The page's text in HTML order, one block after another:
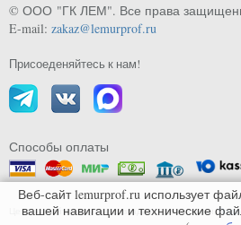
© ООО "ГК ЛЕМ". Все права
E-mail: zakaz@lemurprof.ru
Присоеденяйтесь к нам!
Способы оплаты
Цены на сайте могут не совпадать с реальными.
Веб-сайт lemurprof.ru использует
вашей навигации и технические